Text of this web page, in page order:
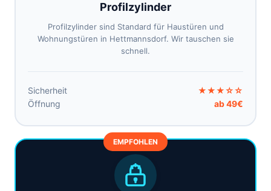
Profilzylinder
Profilzylinder sind Standard für Haustüren und
Wohnungstüren in Hettmannsdorf. Wir tauschen sie
schnell.
Sicherheit
★★★☆☆
Öffnung
ab 49€
EMPFOHLEN